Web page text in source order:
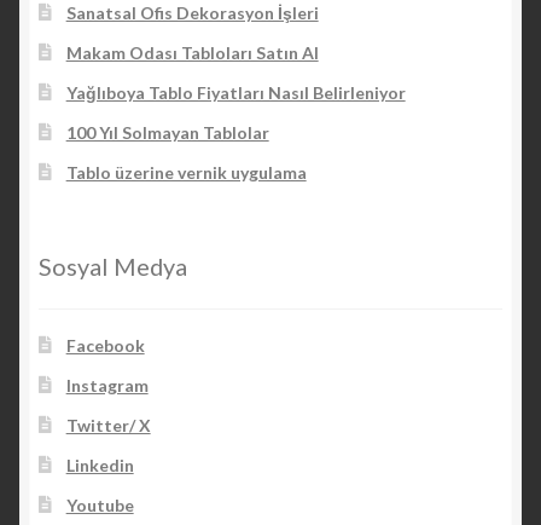
Sanatsal Ofis Dekorasyon İşleri
Makam Odası Tabloları Satın Al
Yağlıboya Tablo Fiyatları Nasıl Belirleniyor
100 Yıl Solmayan Tablolar
Tablo üzerine vernik uygulama
Sosyal Medya
Facebook
Instagram
Twitter/ X
Linkedin
Youtube